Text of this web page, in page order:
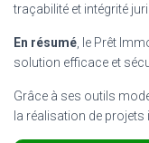
traçabilité et intégrité
En résumé , le Prêt
solution efficace et
Grâce à ses outils
la réalisation de projets